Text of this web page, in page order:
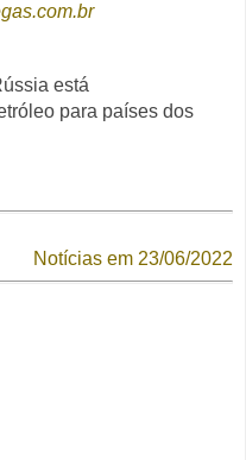
está
para países dos
Notícias em 23/06/2022